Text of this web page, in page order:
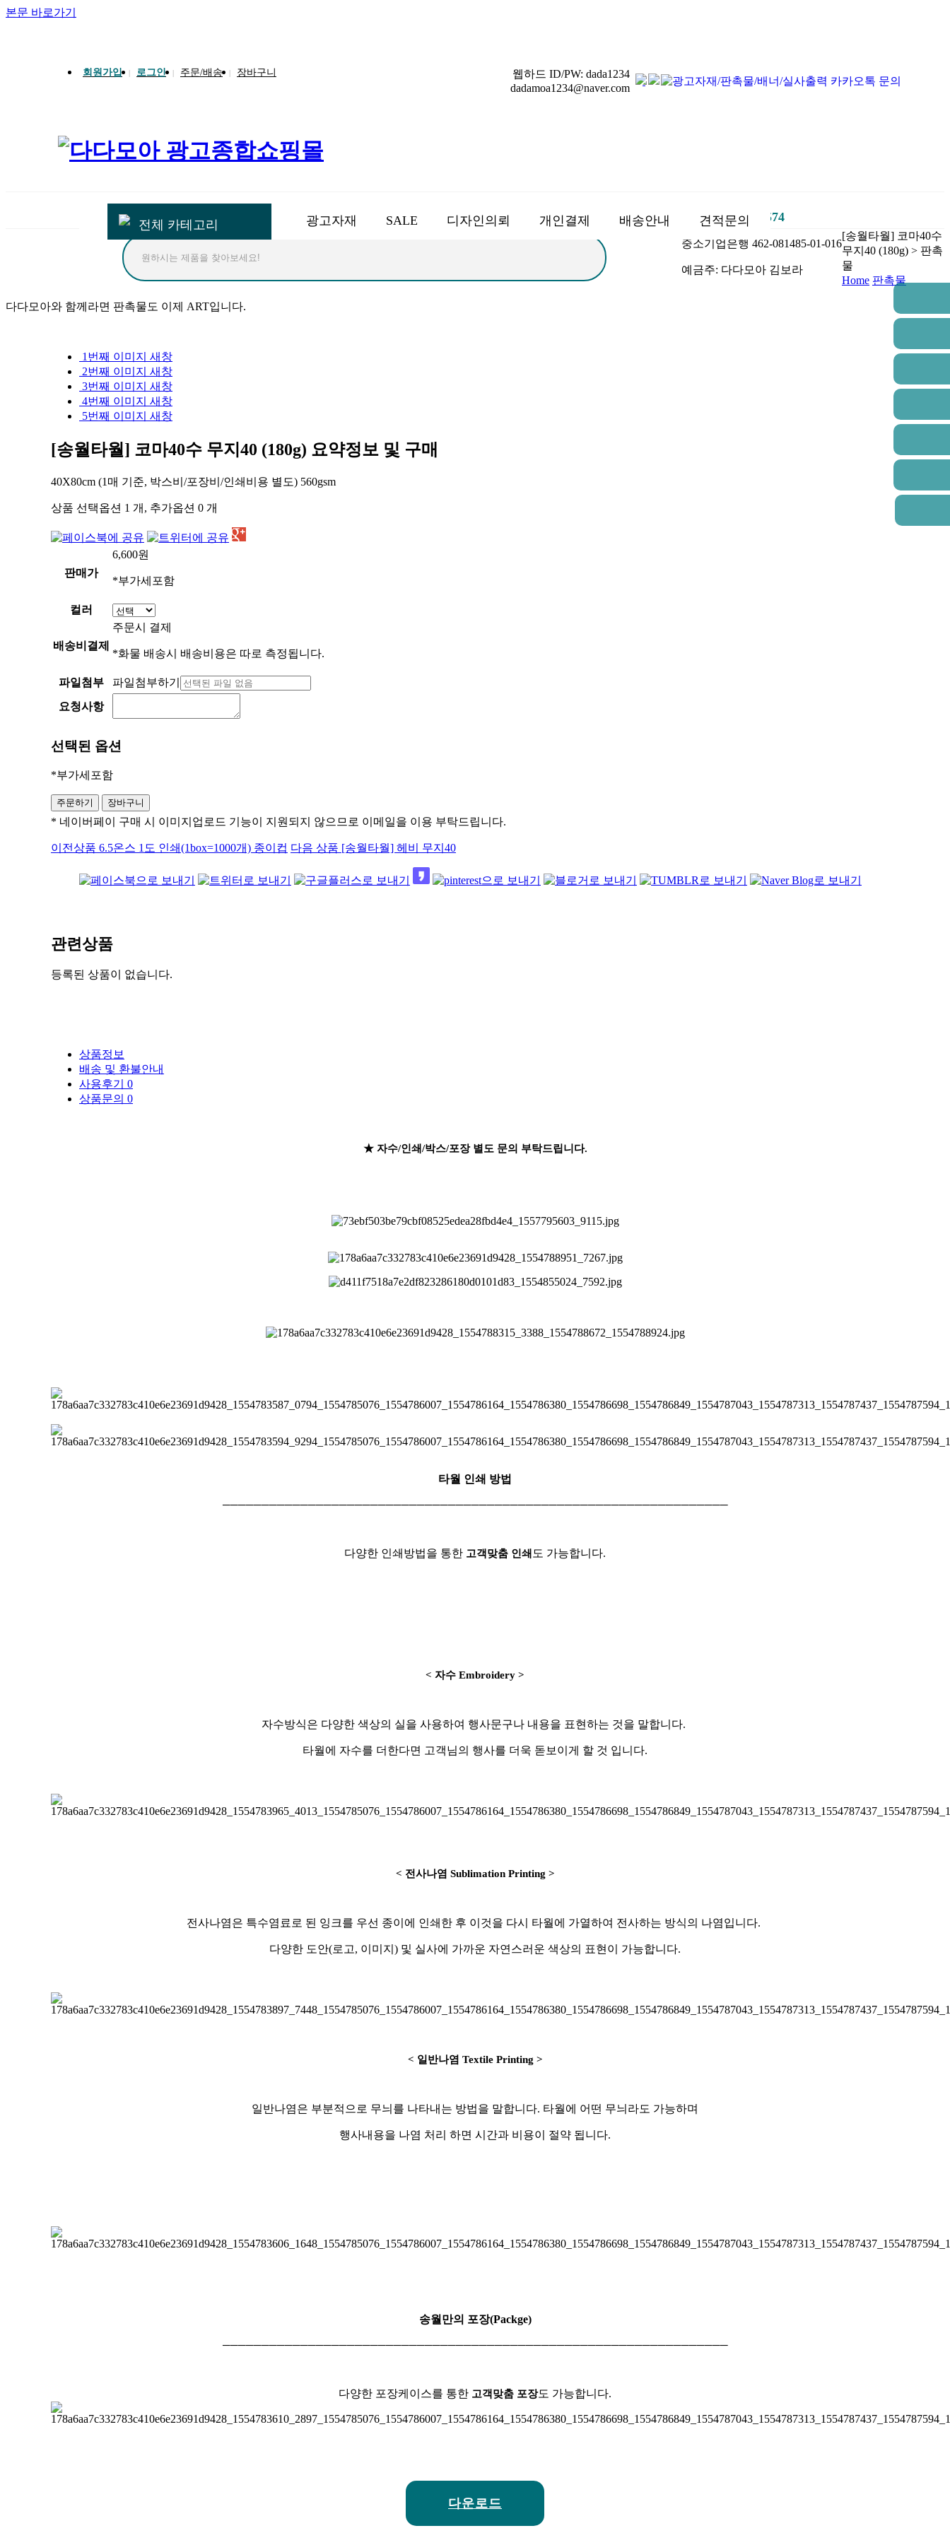
본문 바로가기
회원가입 | 로그인 | 주문/배송 | 장바구니
웹하드 ID/PW: dada1234
dadamoa1234@naver.com
검색어 필수
고객센터1644-5574
중소기업은행 462-081485-01-016
예금주: 다다모아 김보라
전체 카테고리 광고자재 SALE 디자인의뢰 개인결제 배송안내 견적문의
[송월타월] 코마40수
무지40 (180g) > 판촉
물
Home 판촉물
다다모아와 함께라면 판촉물도 이제 ART입니다.
1번째 이미지 새창
2번째 이미지 새창
3번째 이미지 새창
4번째 이미지 새창
5번째 이미지 새창
[송월타월] 코마40수 무지40 (180g) 요약정보 및 구매
40X80cm (1매 기준, 박스비/포장비/인쇄비용 별도) 560gsm
상품 선택옵션 1 개, 추가옵션 0 개
판매가
6,600원
*부가세포함
컬러
배송비결제
주문시 결제
*화물 배송시 배송비용은 따로 측정됩니다.
파일첨부
파일첨부하기
요청사항
선택된 옵션
*부가세포함
* 네이버페이 구매 시 이미지업로드 기능이 지원되지 않으므로 이메일을 이용 부탁드립니다.
이전상품 6.5온스 1도 인쇄(1box=1000개) 종이컵 다음 상품 [송월타월] 헤비 무지40
관련상품
등록된 상품이 없습니다.
상품정보
배송 및 환불안내
사용후기 0
상품문의 0
★ 자수/인쇄/박스/포장 별도 문의 부탁드립니다.
타월 인쇄 방법
─────────────────────────────────────────────────────────────────
다양한 인쇄방법을 통한 고객맞춤 인쇄 도 가능합니다.
< 자수 Embroidery >
자수방식은 다양한 색상의 실을 사용하여 행사문구나 내용을 표현하는 것을 말합니다.
타월에 자수를 더한다면 고객님의 행사를 더욱 돋보이게 할 것 입니다.
< 전사나염 Sublimation Printing >
전사나염은 특수염료로 된 잉크를 우선 종이에 인쇄한 후 이것을 다시 타월에 가열하여 전사하는 방식의 나염입니다.
다양한 도안(로고, 이미지) 및 실사에 가까운 자연스러운 색상의 표현이 가능합니다.
< 일반나염 Textile Printing >
일반나염은 부분적으로 무늬를 나타내는 방법을 말합니다. 타월에 어떤 무늬라도 가능하며
행사내용을 나염 처리 하면 시간과 비용이 절약 됩니다.
송월만의 포장(Packge)
─────────────────────────────────────────────────────────────────
다양한 포장케이스를 통한 고객맞춤 포장도 가능합니다.
다운로드